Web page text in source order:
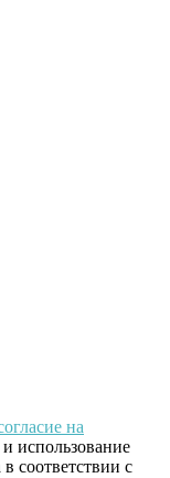
на
использование
соответствии с